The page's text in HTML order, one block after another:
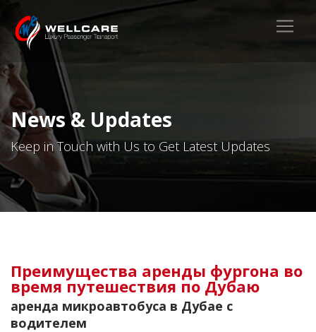
News & Updates
Keep in Touch with Us to Get Latest Updates
Преимущества аренды фургона во
время путешествия по Дубаю
аренда микроавтобуса в Дубае с
водителем